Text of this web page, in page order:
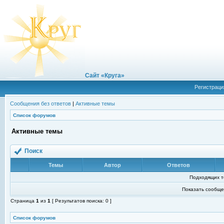
Сайт «Круга»
Сообщения без ответов | Активные темы
Список форумов
Активные темы
Поиск
Темы Автор Ответов
Подходящих
Показать
Страница 1 из 1 [ Результатов поиска: 0 ]
Список форумов